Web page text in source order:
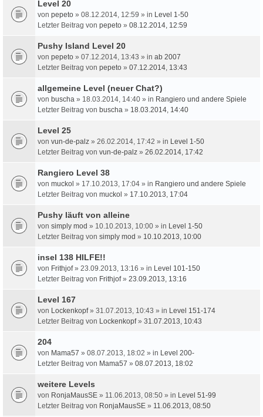
Level 20
von pepeto » 08.12.2014, 12:59 » in Level 1-50
Letzter Beitrag von pepeto » 08.12.2014, 12:59
Pushy Island Level 20
von pepeto » 07.12.2014, 13:43 » in ab 2007
Letzter Beitrag von pepeto » 07.12.2014, 13:43
allgemeine Level (neuer Chat?)
von buscha » 18.03.2014, 14:40 » in Rangiero und andere Spiele
Letzter Beitrag von buscha » 18.03.2014, 14:40
Level 25
von vun-de-palz » 26.02.2014, 17:42 » in Level 1-50
Letzter Beitrag von vun-de-palz » 26.02.2014, 17:42
Rangiero Level 38
von muckol » 17.10.2013, 17:04 » in Rangiero und andere Spiele
Letzter Beitrag von muckol » 17.10.2013, 17:04
Pushy läuft von alleine
von simply mod » 10.10.2013, 10:00 » in Level 1-50
Letzter Beitrag von simply mod » 10.10.2013, 10:00
insel 138 HILFE!!
von Frithjof» 23.09.2013, 13:16 » in Level 101-150
Letzter Beitrag von Frithjof» 23.09.2013, 13:16
Level 167
von Lockenkopf» 31.07.2013, 10:43 » in Level 151-174
Letzter Beitrag von Lockenkopf» 31.07.2013, 10:43
204
von Mama57 » 08.07.2013, 18:02 » in Level 200-
Letzter Beitrag von Mama57 » 08.07.2013, 18:02
weitere Levels
von RonjaMausSE » 11.06.2013, 08:50 » in Level 51-99
Letzter Beitrag von RonjaMausSE » 11.06.2013, 08:50